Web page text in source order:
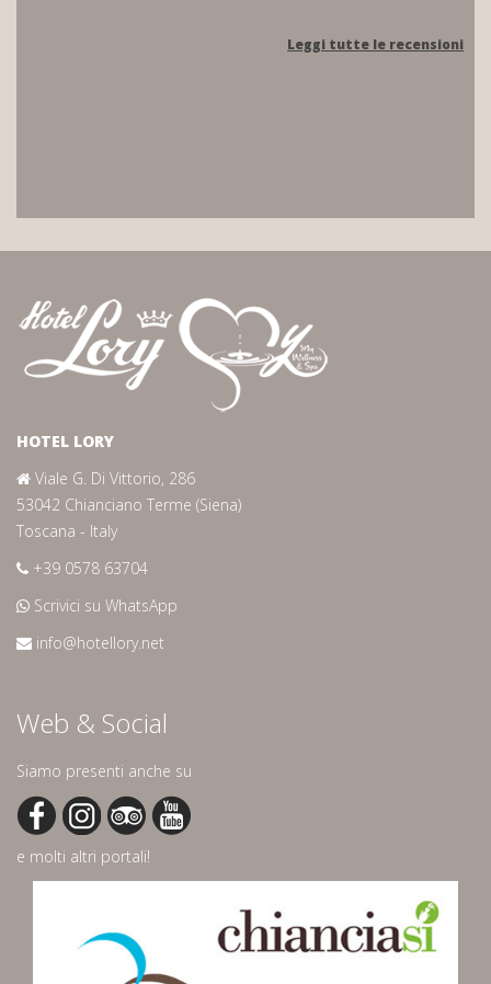
Leggi tutte le recensioni
HOTEL LORY
Viale G. Di Vittorio, 286
53042 Chianciano Terme (Siena)
Toscana - Italy
+39 0578 63704
Scrivici su WhatsApp
info@hotellory.net
Web & Social
Siamo presenti anche su
e molti altri portali!